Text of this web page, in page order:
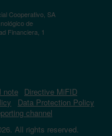
Cooperativo, SA
de
Financiera, 1
note
Directive MiFID
Data Protection Policy
channel
All rights reserved.